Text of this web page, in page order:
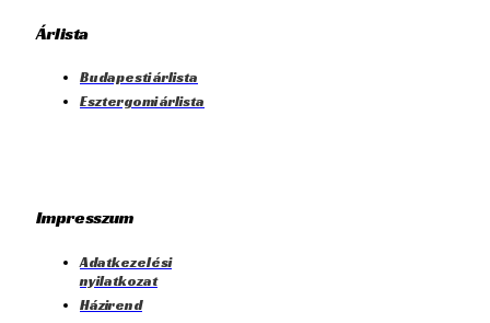
Árlista
Budapesti árlista
Esztergomi árlista
Impresszum
Adatkezelési
nyilatkozat
Házirend